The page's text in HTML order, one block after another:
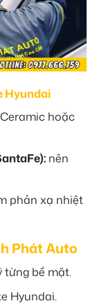
Hyundai
hoặc
nên
phản xạ nhiệt
Phát Auto
từng bề mặt.
Hyundai.